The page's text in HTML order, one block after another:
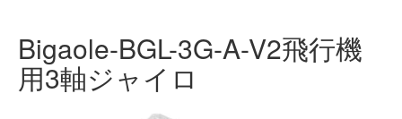
Bigaole-BGL-3G-A-V2飛行機
用3軸ジャイロ